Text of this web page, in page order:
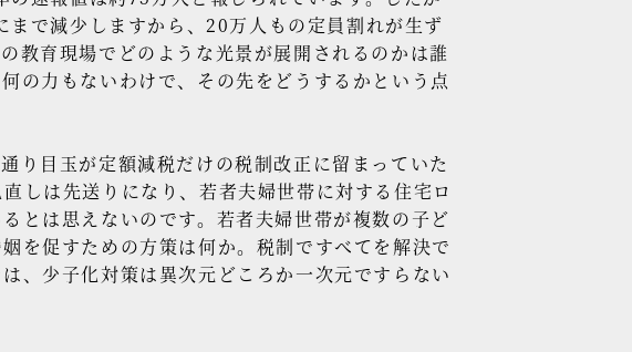
で減少しますから、20万人もの定員割れが生ず
教育現場でどのような光景が展開されるのかは誰
の力もないわけで、その先をどうするかという点
り目玉が定額減税だけの税制改正に留まっていた
しは先送りになり、若者夫婦世帯に対する住宅ロ
とは思えないのです。若者夫婦世帯が複数の子ど
を促すための方策は何か。税制ですべてを解決で
、少子化対策は異次元どころか一次元ですらない